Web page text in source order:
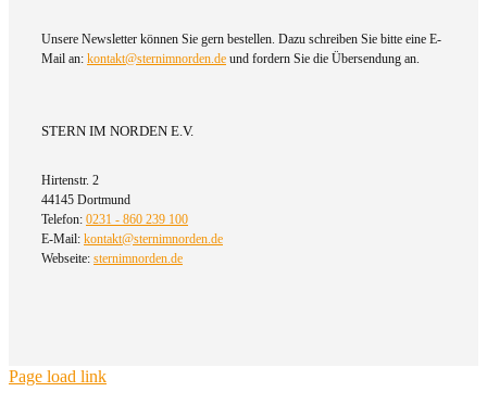
Unsere Newsletter können Sie gern bestellen. Dazu schreiben Sie bitte eine E-
Mail an: kontakt@sternimnorden.de und fordern Sie die Übersendung an.
STERN IM NORDEN E.V.
Hirtenstr. 2
44145 Dortmund
Telefon: 0231 - 860 239 100
E-Mail: kontakt@sternimnorden.de
Webseite: sternimnorden.de
Page load link